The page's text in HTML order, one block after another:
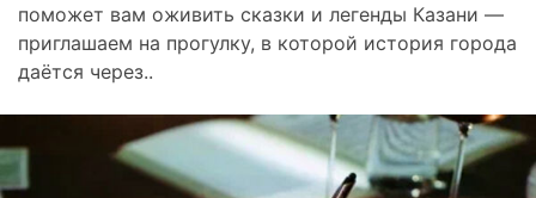
поможет вам оживить сказки и легенды Казани —
приглашаем на прогулку, в которой история города
даётся через..